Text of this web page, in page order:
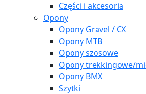
Części i akcesoria
Opony
Opony Gravel / CX
Opony MTB
Opony szosowe
Opony trekkingowe/
Opony BMX
Szytki